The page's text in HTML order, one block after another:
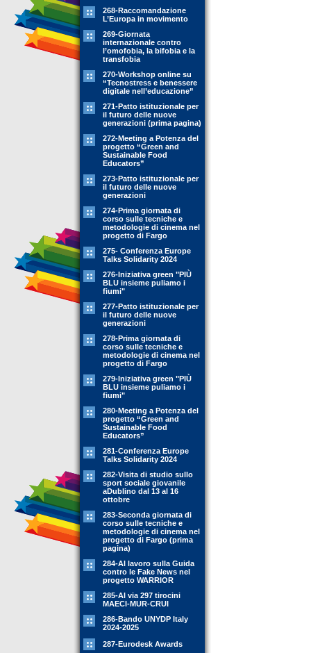
268-Raccomandazione
L’Europa in movimento
269-Giornata
internazionale contro
l’omofobia, la bifobia e la
transfobia
270-Workshop online su
“Tecnostress e benessere
digitale nell’educazione”
271-Patto istituzionale per
il futuro delle nuove
generazioni (prima pagina)
272-Meeting a Potenza del
progetto “Green and
Sustainable Food
Educators”
273-Patto istituzionale per
il futuro delle nuove
generazioni
274-Prima giornata di
corso sulle tecniche e
metodologie di cinema nel
progetto di Fargo
275- Conferenza Europe
Talks Solidarity 2024
276-Iniziativa green "PIÙ
BLU insieme puliamo i
fiumi"
277-Patto istituzionale per
il futuro delle nuove
generazioni
278-Prima giornata di
corso sulle tecniche e
metodologie di cinema nel
progetto di Fargo
279-Iniziativa green "PIÙ
BLU insieme puliamo i
fiumi"
280-Meeting a Potenza del
progetto “Green and
Sustainable Food
Educators”
281-Conferenza Europe
Talks Solidarity 2024
282-Visita di studio sullo
sport sociale giovanile
aDublino dal 13 al 16
ottobre
283-Seconda giornata di
corso sulle tecniche e
metodologie di cinema nel
progetto di Fargo (prima
pagina)
284-Al lavoro sulla Guida
contro le Fake News nel
progetto WARRIOR
285-Al via 297 tirocini
MAECI-MUR-CRUI
286-Bando UNYDP Italy
2024-2025
287-Eurodesk Awards